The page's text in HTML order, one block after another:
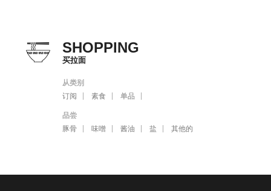
SHOPPING
买拉面
从类别
订阅
素食 单品
品尝
豚骨
味噌 酱油 盐 其他的